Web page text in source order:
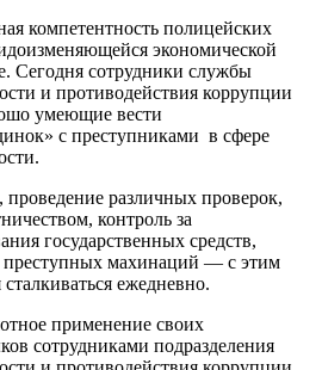
компетентность полицейских
экономической
Сегодня сотрудники службы
и противодействия коррупции
умеющие вести
с преступниками в сфере
различных проверок,
контроль за
государственных средств,
преступных махинаций — с этим
ежедневно.
применение своих
сотрудниками подразделения